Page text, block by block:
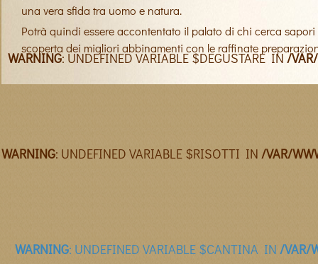
WARNING: UNDEFINED VARIABLE $DEGUSTARE IN/
WARNING: UNDEFINED VARIABLE $RISOTTI IN /VAR/
WARNING: UNDEFINED VARIABLE $CANTINA IN /VAR/
una vera sfida tra uomo e natura.
Potrà quindi essere accontentato il palato di chi cerca
scoperta dei migliori abbinamenti con le raffinate